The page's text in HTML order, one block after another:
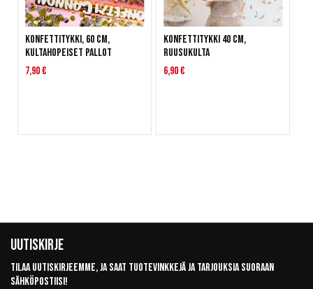
Konfettitykki, 60 cm,
Kultahopeiset pallot
7,90 €
Konfettitykki 40 cm,
Ruusukulta
6,90 €
Uutiskirje
Tilaa uutiskirjeemme, ja saat tuotevinkkejä ja tarjouksia suoraan
sähköpostiisi!